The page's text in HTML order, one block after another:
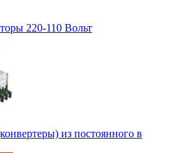
220-110 Вольт
из постоянного в